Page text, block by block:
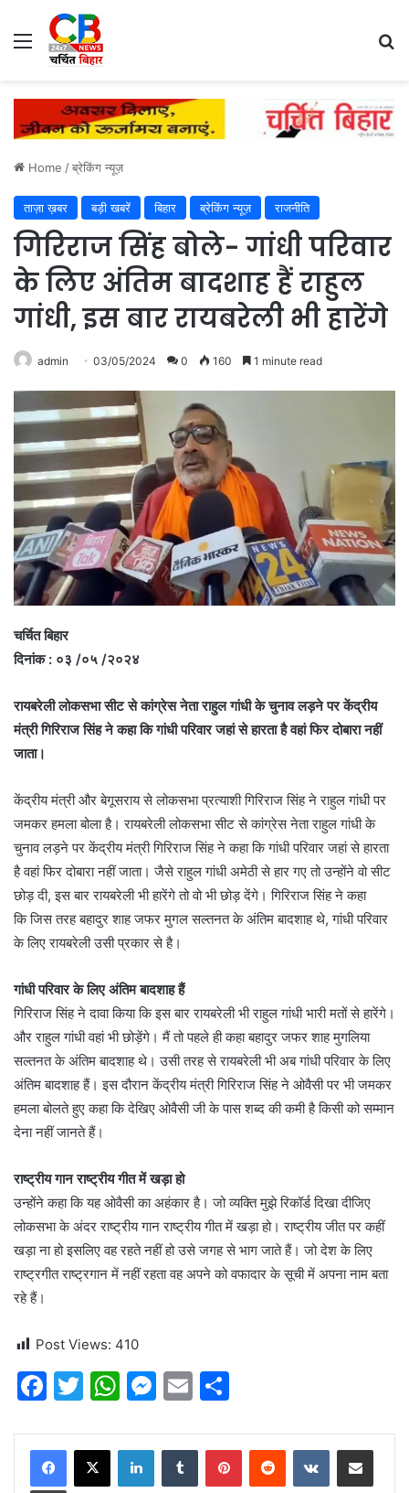
Menu
Home /ब्रेकिंग न्यूज़
ताज़ा ख़बर बड़ी खबरें बिहार ब्रेकिंग न्यूज़ राजनीति
गिरिराज सिंह बोले- गांधी परिवार
के लिए अंतिम बादशाह हैं राहुल
गांधी, इस बार रायबरेली भी हारेंगे
admin 03/05/2024 0 160 1 minute read
चर्चित बिहार
दिनांक : ०३ /०५ /२०२४
रायबरेली लोकसभा सीट से कांग्रेस नेता राहुल गांधी के चुनाव लड़ने पर केंद्रीय
मंत्री गिरिराज सिंह ने कहा कि गांधी परिवार जहां से हारता है वहां फिर दोबारा नहीं
जाता।
केंद्रीय मंत्री और बेगूसराय से लोकसभा प्रत्याशी गिरिराज सिंह ने राहुल गांधी पर
जमकर हमला बोला है। रायबरेली लोकसभा सीट से कांग्रेस नेता राहुल गांधी के
चुनाव लड़ने पर केंद्रीय मंत्री गिरिराज सिंह ने कहा कि गांधी परिवार जहां से हारता
है वहां फिर दोबारा नहीं जाता। जैसे राहुल गांधी अमेठी से हार गए तो उन्होंने वो सीट
छोड़ दी, इस बार रायबरेली भी हारेंगे तो वो भी छोड़ देंगे। गिरिराज सिंह ने कहा
कि जिस तरह बहादुर शाह जफर मुगल सल्तनत के अंतिम बादशाह थे, गांधी परिवार
के लिए रायबरेली उसी प्रकार से है।
गांधी परिवार के लिए अंतिम बादशाह हैं
गिरिराज सिंह ने दावा किया कि इस बार रायबरेली भी राहुल गांधी भारी मतों से हारेंगे।
और राहुल गांधी वहां भी छोड़ेंगे। मैं तो पहले ही कहा बहादुर जफर शाह मुगलिया
सल्तनत के अंतिम बादशाह थे। उसी तरह से रायबरेली भी अब गांधी परिवार के लिए
अंतिम बादशाह हैं। इस दौरान केंद्रीय मंत्री गिरिराज सिंह ने ओवैसी पर भी जमकर
हमला बोलते हुए कहा कि देखिए ओवैसी जी के पास शब्द की कमी है किसी को सम्मान
देना नहीं जानते हैं।
राष्ट्रीय गान राष्ट्रीय गीत में खड़ा हो
उन्होंने कहा कि यह ओवैसी का अहंकार है। जो व्यक्ति मुझे रिकॉर्ड दिखा दीजिए
लोकसभा के अंदर राष्ट्रीय गान राष्ट्रीय गीत में खड़ा हो। राष्ट्रीय जीत पर कहीं
खड़ा ना हो इसलिए वह रहते नहीं हो उसे जगह से भाग जाते हैं। जो देश के लिए
राष्ट्रगीत राष्ट्रगान में नहीं रहता वह अपने को वफादार के सूची में अपना नाम बता
रहे हैं।
Post Views: 410
F
c
e
T
itt
er
W
at
s
M
s
E
ai ar
e
LinkedInTumblr PinterestReddit VKontakteShare via Email
Print